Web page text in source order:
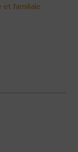
et familiale